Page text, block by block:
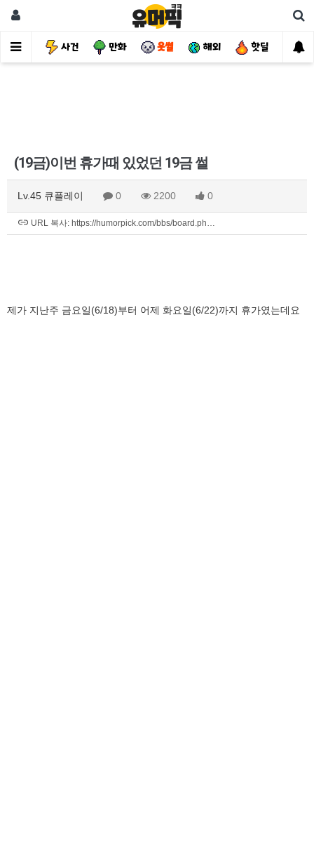
유머 사건 만화 웃썰 해외 핫딜 자
(19금)이번 휴가때 있었던 19금 썰
Lv.45 큐플레이 0 2200 0
URL 복사: https://humorpick.com/bbs/board.ph…
제가 지난주 금요일(6/18)부터 어제 화요일(6/22)까지 휴가였는데요